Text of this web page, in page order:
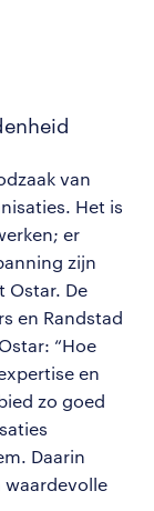
van
Het is
er
zijn
Ostar. De
en Randstad
“Hoe
en
zo goed
Daarin
waardevolle